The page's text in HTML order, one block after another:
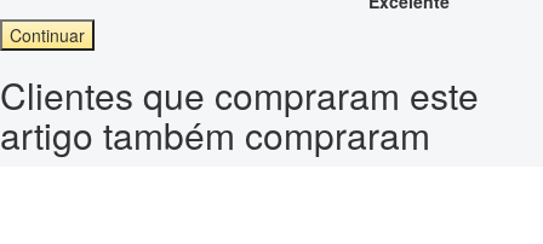
Continuar
Clientes que compraram este
artigo também compraram